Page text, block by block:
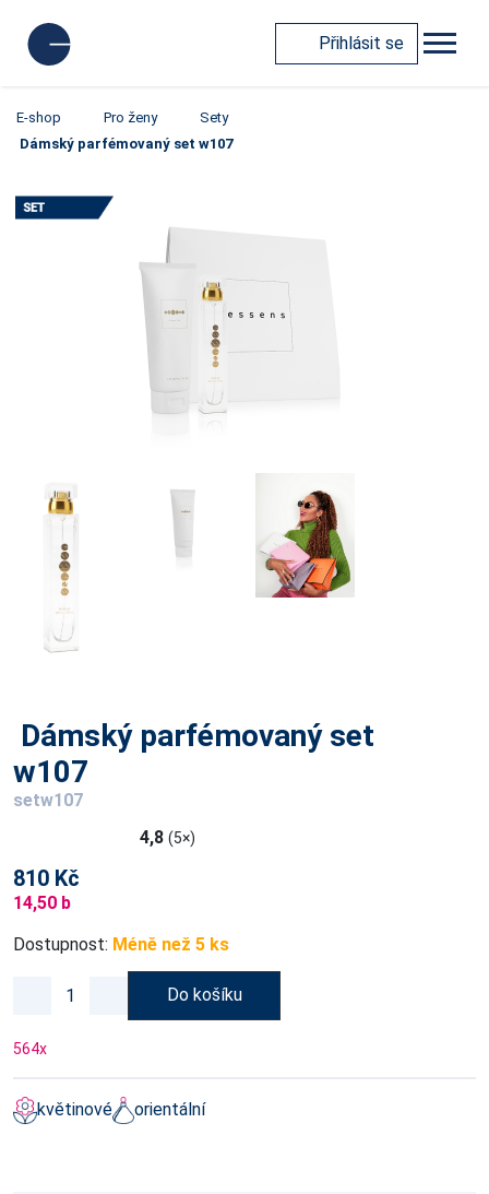
Přihlásit se
E-shop Pro ženy
Sety
Dámský parfémovaný set w107
Dámský parfémovaný set
w107
setw107
4,8 (5×)
810 Kč
14,50 b
Dostupnost: Méně než 5 ks
Do košíku
564x
květinové orientální